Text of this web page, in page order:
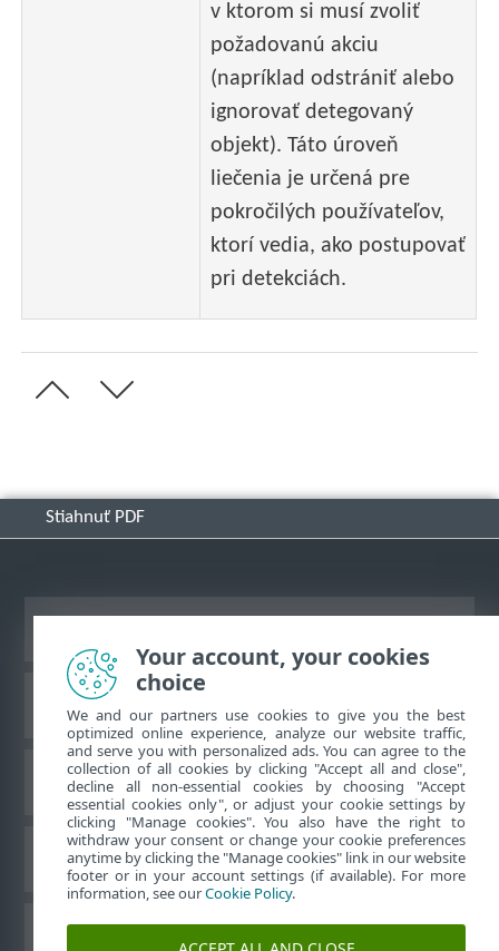
v ktorom si musí zvoliť
požadovanú akciu
(napríklad odstrániť alebo
ignorovať detegovaný
objekt). Táto úroveň
liečenia je určená pre
pokročilých používateľov,
ktorí vedia, ako postupovať
pri detekciách.
Stiahnuť PDF
Databáza znalostí ESET
ESET Fórum
Technická podpora
Your account, your cookies
choice
We and our partners use cookies to give you the best
optimized online experience, analyze our website traffic,
and serve you with personalized ads. You can agree to the
collection of all cookies by clicking "Accept all and close",
decline all non-essential cookies by choosing "Accept
essential cookies only", or adjust your cookie settings by
clicking "Manage cookies". You also have the right to
withdraw your consent or change your cookie preferences
anytime by clicking the "Manage cookies" link in our website
footer or in your account settings (if available). For more
information, see ourCookie Policy.